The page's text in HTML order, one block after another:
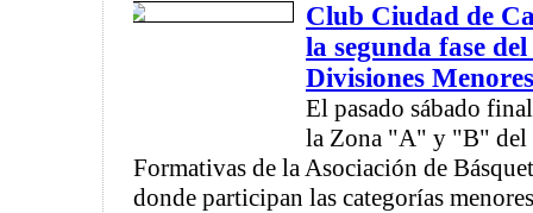
Club Ciudad de
la segunda fase
Divisiones
El pasado sábado
la Zona "A" y "B" del
Formativas de la Asociación de
donde participan las categorías